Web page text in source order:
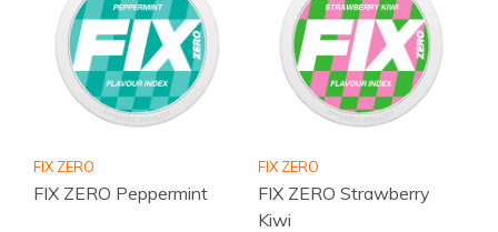
FIX ZERO
FIX ZERO Peppermint
FIX ZERO
FIX ZERO Strawberry
Kiwi